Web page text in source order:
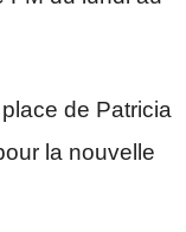
de Patricia
la nouvelle